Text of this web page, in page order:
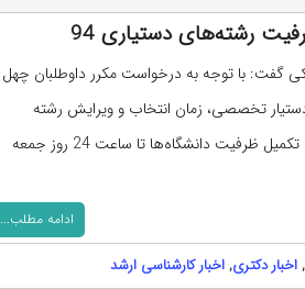
رشته‌های دستیاری 94
گفت: با توجه به درخواست مکرر داوطلبان چهل
تخصصی، زمان انتخاب و ویرایش رشته
محل‌های اعلام شده در مرحله تکمیل ظرفیت دانشگاه‌ها تا ساعت 24 روز جمعه
ادامه مطلب...
,اخبار دکتری,اخبار کارشناسی ارشد